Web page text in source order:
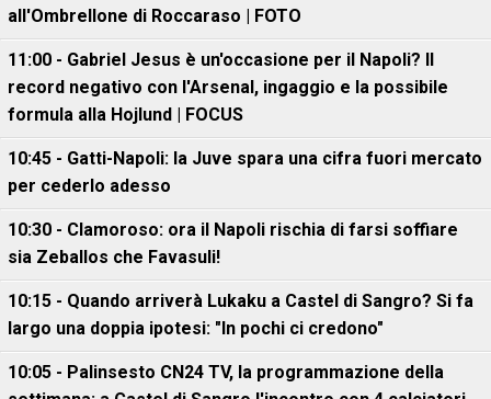
all'Ombrellone di Roccaraso | FOTO
11:00 - Gabriel Jesus è un'occasione per il Napoli? Il
record negativo con l'Arsenal, ingaggio e la possibile
formula alla Hojlund | FOCUS
10:45 - Gatti-Napoli: la Juve spara una cifra fuori mercato
per cederlo adesso
10:30 - Clamoroso: ora il Napoli rischia di farsi soffiare
sia Zeballos che Favasuli!
10:15 - Quando arriverà Lukaku a Castel di Sangro? Si fa
largo una doppia ipotesi: "In pochi ci credono"
10:05 - Palinsesto CN24 TV, la programmazione della